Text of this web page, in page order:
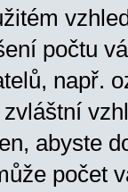
počtu
např.
abyste
počet